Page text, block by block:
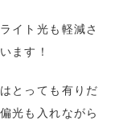
イト光も軽減さ
ます！
とっても有りだ
光も入れながら